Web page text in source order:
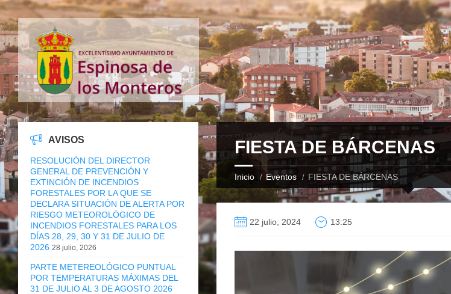
FIESTA DE BÁRCENAS
Inicio Eventos FIESTA DE BÁRCENAS
22 julio, 2024 13:25
AVISOS
RESOLUCIÓN DEL DIRECTOR
GENERAL DE PREVENCIÓN Y
EXTINCIÓN DE INCENDIOS
FORESTALES POR LA QUE SE
DECLARA SITUACIÓN DE ALERTA POR
RIESGO METEOROLÓGICO DE
INCENDIOS FORESTALES PARA LOS
DÍAS 28, 29, 30 Y 31 DE JULIO DE
2026 28 julio, 2026
PARTE METEREOLÓGICO PUNTUAL
POR TEMPERATURAS MÁXIMAS DEL
31 DE JULIO AL 3 DE AGOSTO 2026